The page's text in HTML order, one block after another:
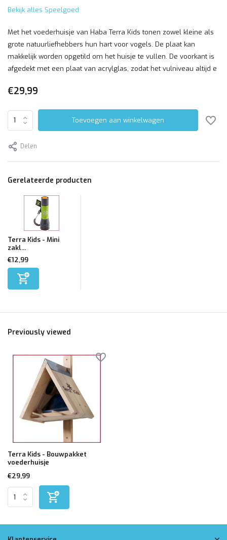
Bekijk alles Speelgoed
Met het voederhuisje van Haba Terra Kids tonen zowel kleine als
grote natuurliefhebbers hun hart voor vogels. De plaat kan
makkelijk worden opgetild om het huisje te vullen. De voorkant is
afgedekt met een plaat van acrylglas, zodat het vulniveau altijd e
€29,99
Toevoegen aan winkelwagen
Delen
Gerelateerde producten
Terra Kids - Mini
zakl...
€12,99
Previously viewed
Terra Kids - Bouwpakket
voederhuisje
€29,99